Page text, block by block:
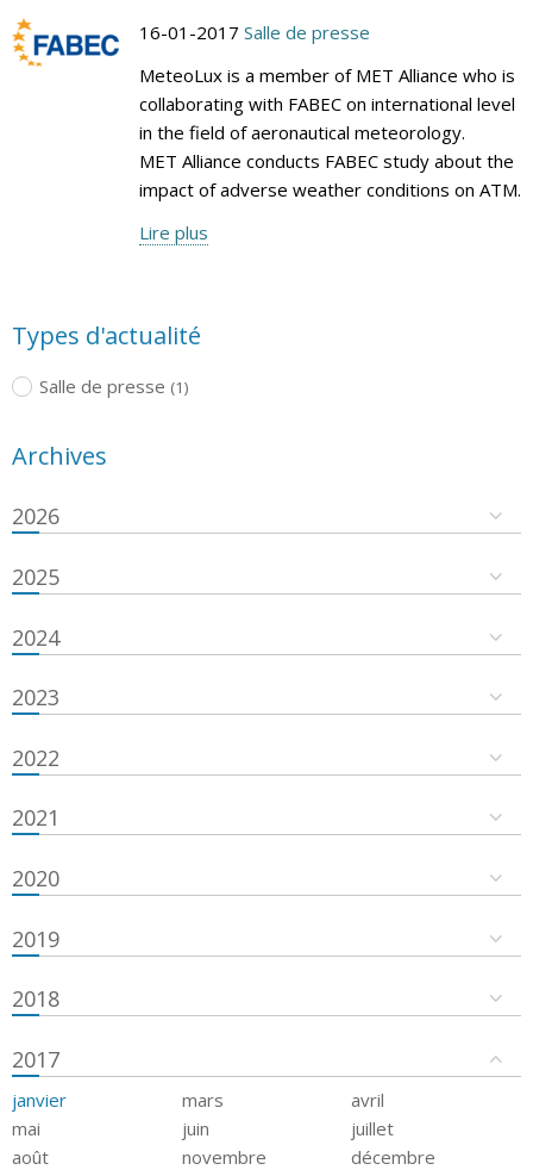
16-01-2017 Salle de presse
MeteoLux is a member of MET Alliance who is
collaborating with FABEC on international level
in the field of aeronautical meteorology.
MET Alliance conducts FABEC study about the
impact of adverse weather conditions on ATM.
Lire plus
Types d'actualité
Salle de presse (1)
Archives
2026
2025
2024
2023
2022
2021
2020
2019
2018
2017
janvier mars
avril
mai
juin
juillet
août
novembre décembre